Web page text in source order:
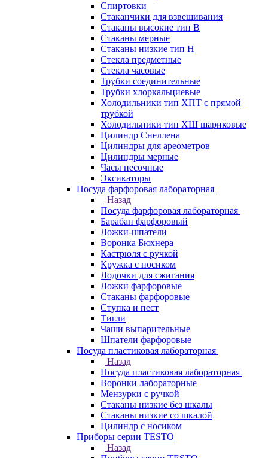
Спиртовки
Стаканчики для взвешивания
Стаканы высокие тип В
Стаканы мерные
Стаканы низкие тип Н
Стекла предметные
Стекла часовые
Трубки соединительные
Трубки хлоркальциевые
Холодильники тип ХПТ с прямой
трубкой
Холодильники тип ХШ шариковые
Цилиндр Снеллена
Цилиндры для ареометров
Цилиндры мерные
Часы песочные
Эксикаторы
Посуда фарфоровая лабораторная
Назад
Посуда фарфоровая лабораторная
Барабан фарфоровый
Ложки-шпатели
Воронка Бюхнера
Кастрюля с ручкой
Кружка с носиком
Лодочки для сжигания
Ложки фарфоровые
Стаканы фарфоровые
Ступка и пест
Тигли
Чаши выпарительные
Шпатели фарфоровые
Посуда пластиковая лабораторная
Назад
Посуда пластиковая лабораторная
Воронки лабораторные
Мензурки с ручкой
Стаканы низкие без шкалы
Стаканы низкие со шкалой
Цилиндр с носиком
Приборы серии TESTO
Назад